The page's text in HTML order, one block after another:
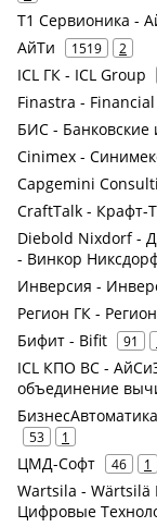
Т1 Сервионика -
АйТи 1519 2
ICL ГК - ICL Group
Finastra -
БИС -
Cinimex -
Capgemini
CraftTalk - Крафт-
Diebold Nixdorf -
- Винкор
Инверсия -
Регион ГК -
Бифит - Bifit 91
ICL КПО ВС -
объединение
53 1
ЦМД-Софт 46 1
Wartsila - Wärtsilä
Цифровые